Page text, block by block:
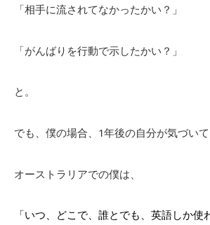
「相手に流されてなかったかい？」
「がんばりを行動で示したかい？」
と。
でも、僕の場合、1年後の自分が気づい
オーストラリアでの僕は、
「いつ、どこで、誰とでも、英語しか使